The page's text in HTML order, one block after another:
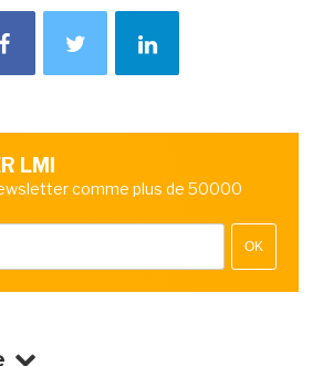
LMI
comme plus de 50000
OK